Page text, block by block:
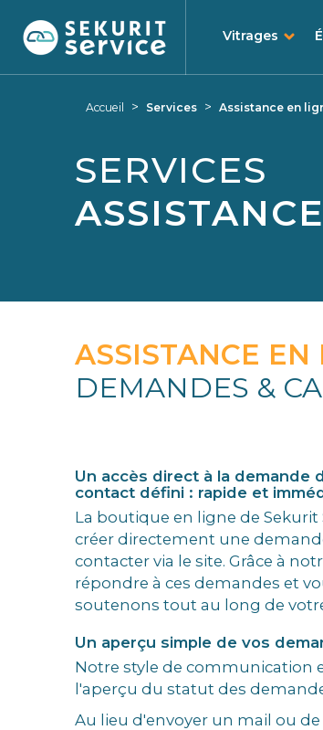
Vitrages
Accueil > Services > Assistance en
SERVICES
ASSISTANCE EN
DEMANDES &
Un accès direct à la demande
contact défini : rapide et
La boutique en ligne de Sekurit
créer directement une
contacter via le site. Grâce à
répondre à ces demandes et
soutenons tout au long de
Un aperçu simple de vos
Notre style de communication
l'aperçu du statut des
Au lieu d'envoyer un mail ou